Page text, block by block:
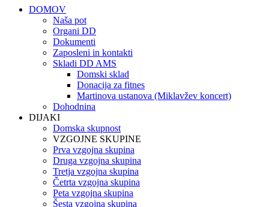
DOMOV
Naša pot
Organi DD
Dokumenti
Zaposleni in kontakti
Skladi DD AMS
Domski sklad
Donacija za fitnes
Martinova ustanova (Miklavžev koncert)
Dohodnina
DIJAKI
Domska skupnost
VZGOJNE SKUPINE
Prva vzgojna skupina
Druga vzgojna skupina
Tretja vzgojna skupina
Četrta vzgojna skupina
Peta vzgojna skupina
Šesta vzgojna skupina